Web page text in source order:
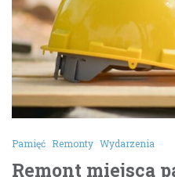
Pamięć Remonty Wydarzenia
Remont miejsca